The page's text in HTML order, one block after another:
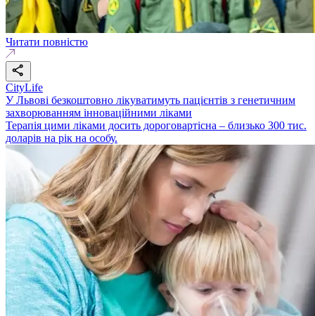
Читати повністю
CityLife
У Львові безкоштовно лікуватимуть пацієнтів з генетичним
захворюванням інноваційними ліками
Терапія цими ліками досить дороговартісна – близько 300 тис.
доларів на рік на особу.